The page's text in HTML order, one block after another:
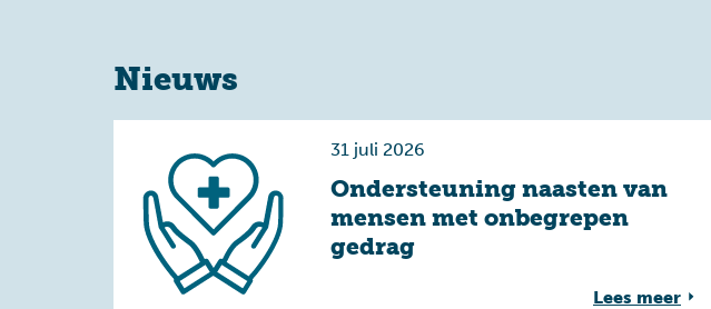
Nieuws
31 juli 2026
Ondersteuning naasten van
mensen met onbegrepen
gedrag
Lees meer